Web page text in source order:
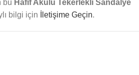
bu Hafif Akülü Tekerlekli Sandalye
bilgi için
İletişime Geçin.